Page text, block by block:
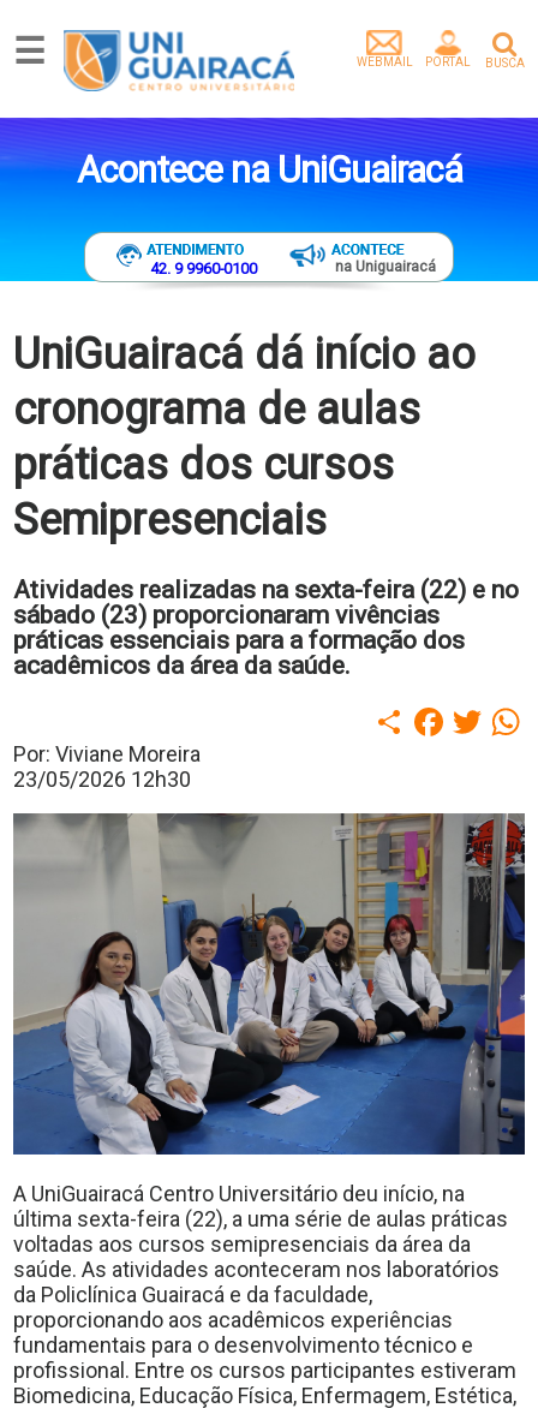
Graduação
Graduação
Extensão
Egressos
Extensão
Artigos
Instituição
Empresa
Tenha
um
Portal
de
Periódicos
Calendário
Acadêmico
Biblioteca
Guairacard
Portal
da
Empregabilidade
Destaque
Contato
☰ BUSCA
PORTAL
WEBMAIL
Acontece na UniGuairacá
42. 9 9960-0100 na Uniguairacá
UniGuairacá dá início ao
cronograma de aulas
práticas dos cursos
Semipresenciais
Atividades realizadas na sexta-feira (22) e no
sábado (23) proporcionaram vivências
práticas essenciais para a formação dos
acadêmicos da área da saúde.
Compartilhar
Por: Viviane Moreira
23/05/2026 12h30
A UniGuairacá Centro Universitário deu início, na
última sexta-feira (22), a uma série de aulas práticas
voltadas aos cursos semipresenciais da área da
saúde. As atividades aconteceram nos laboratórios
da Policlínica Guairacá e da faculdade,
proporcionando aos acadêmicos experiências
fundamentais para o desenvolvimento técnico e
profissional. Entre os cursos participantes estiveram
Biomedicina, Educação Física, Enfermagem, Estética,